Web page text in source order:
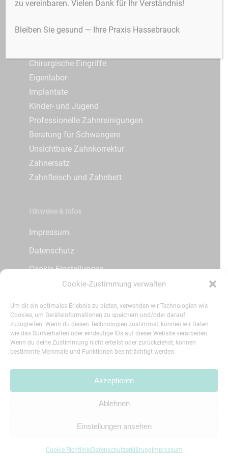
Cookie-Zustimmung verwalten
Um dir ein optimales Erlebnis zu bieten, verwenden wir Technologien wie
Cookies, um Geräteinformationen zu speichern und/oder darauf
zuzugreifen. Wenn du diesen Technologien zustimmst, können wir Daten
wie das Surfverhalten oder eindeutige IDs auf dieser Website verarbeiten.
Wenn du deine Zustimmung nicht erteilst oder zurückziehst, können
bestimmte Merkmale und Funktionen beeinträchtigt werden.
Akzeptieren
Ablehnen
Einstellungen ansehen
Cookie-RichtlinieDatenschutzerklärung Impressum
3D-Röntgen / DVT
Angstpatienten
Chirurgische Eingriffe
Eigenlabor
Implantate
Kinder- und Jugend
Professionelle Zahnreinigungen
Beratung für Schwangere
Unsichtbare Zahnkorrektur
Zahnersatz
Zahnfleisch und Zahnbett
Hinweise & Infos
Impressum
Datenschutz
Cookie Einstellungen
Patienteninfos
Social Media
Zahnfleischerkrankungen
3D-Röntgen
zu vereinbaren. Vielen Dank für Ihr Verständnis!
Bleiben Sie gesund — Ihre Praxis Hassebrauck